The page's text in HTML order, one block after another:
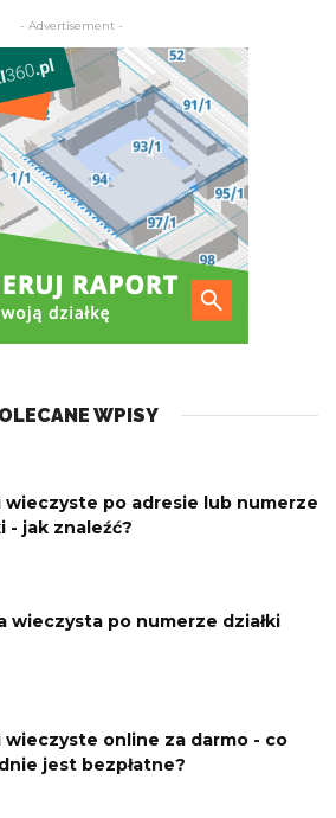
- Advertisement -
WPISY
wieczyste po adresie lub numerze
- jak znaleźć?
wieczysta po numerze działki
wieczyste online za darmo - co
jest bezpłatne?